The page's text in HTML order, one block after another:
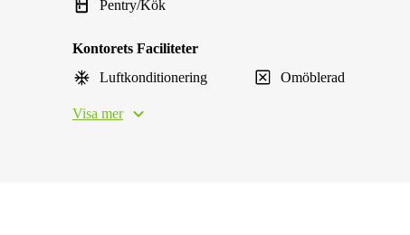
Pentry/Kök
Kontorets Faciliteter
Luftkonditionering
Omöblerad
Visa mer